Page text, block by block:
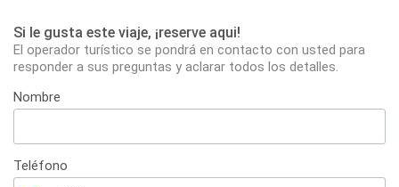
Si le gusta este viaje, ¡reserve aqui!
El operador turístico se pondrá en contacto con usted para
responder a sus preguntas y aclarar todos los detalles.
Nombre
Teléfono